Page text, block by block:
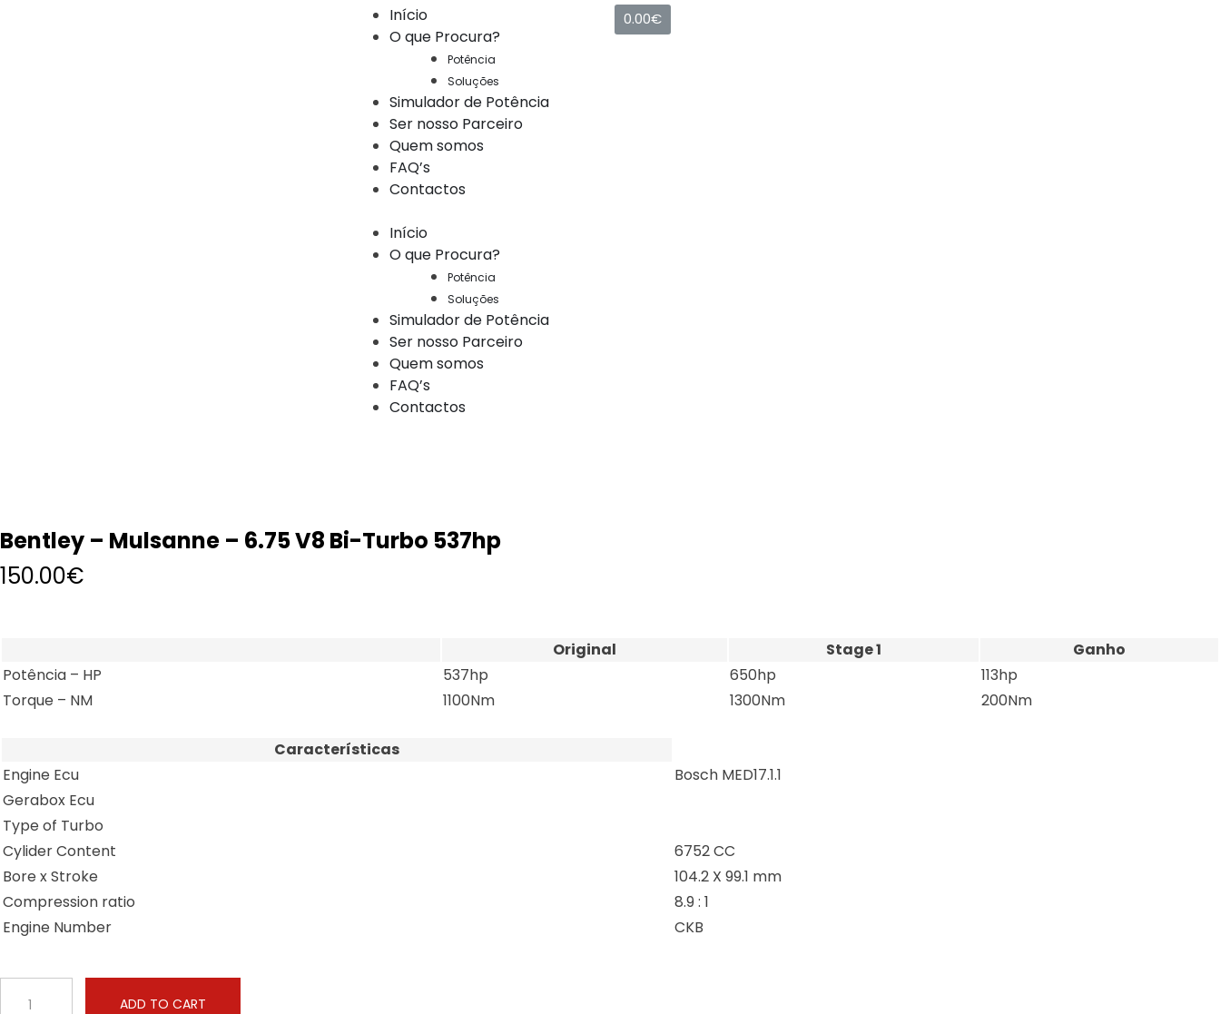
Início
O que Procura?
Potência
Soluções
Simulador de Potência
Ser nosso Parceiro
Quem somos
FAQ’s
Contactos
Início
O que Procura?
Potência
Soluções
Simulador de Potência
Ser nosso Parceiro
Quem somos
FAQ’s
Contactos
0.00€
Bentley – Mulsanne – 6.75 V8 Bi-Turbo 537hp
150.00€
Original Stage 1
Ganho
Potência – HP
537hp 650hp
113hp
Torque – NM
1100Nm 1300Nm 200Nm
Características
Engine Ecu
Bosch MED17.1.1
Gerabox Ecu
Type of Turbo
Cylider Content
6752 CC
Bore x Stroke
104.2 X 99.1 mm
Compression ratio
8.9 : 1
Engine Number
CKB
ADD TO CART